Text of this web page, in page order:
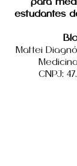
estudantes
Mattei
CNPJ: